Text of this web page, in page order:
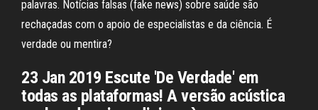
palavras. Notícias falsas (fake news) sobre saúde são
rechaçadas com o apoio de especialistas e da ciência. É
verdade ou mentira?
23 Jan 2019 Escute 'De Verdade' em
todas as plataformas! A versão acústica